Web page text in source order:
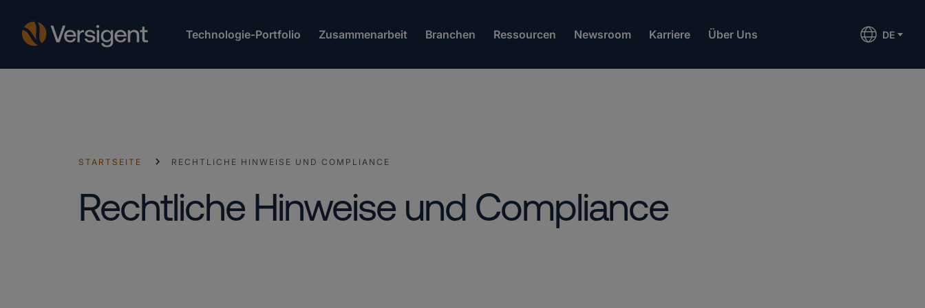
Technologie-Portfolio Zusammenarbeit Branchen Ressourcen Newsroom Karriere Über Uns DE
STARTSEITE RECHTLICHE HINWEISE UND COMPLIANCE
Rechtliche Hinweise und Compliance